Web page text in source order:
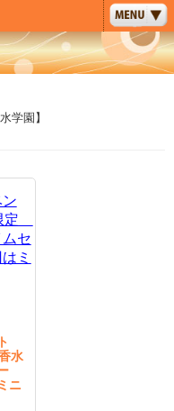
学園】
水
ニ